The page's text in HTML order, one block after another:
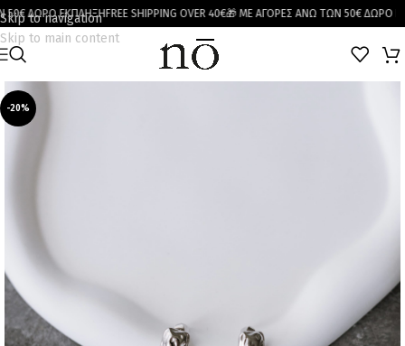
Skip to navigation
Skip to main content
ΔΩΡΟ ΕΚΠΛΗΞΗFREE SHIPPING OVER 40€🎁 ΜΕ ΑΓΟΡΕΣ ΑΝΩ ΤΩΝ 50€ ΔΩΡΟ
-20%